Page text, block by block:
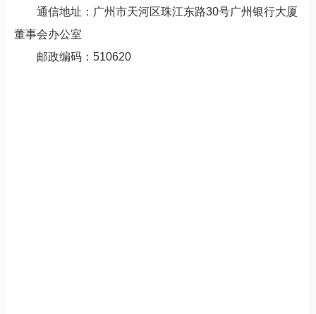
通信地址：广州市天河区珠江东路30号广州银行大厦
董事会办公室
邮政编码：510620